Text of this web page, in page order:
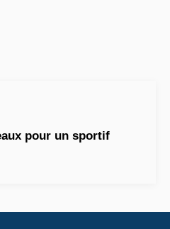
pour un sportif